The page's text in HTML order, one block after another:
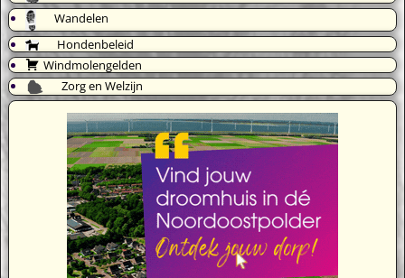
Wandelen
Hondenbeleid
Windmolengelden
Zorg en Welzijn